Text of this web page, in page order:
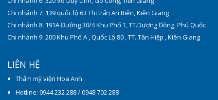
Chi nhánh 7: 139 quốc lộ 63 Thị trấn An Biên, Kiên Giang
Chi nhánh 8: 191A Đường 30/4 Khu Phố 1, TT.Dương Đông, Phú Quốc
Chi nhánh 9: 200 Khu Phố A , Quốc Lộ 80 , TT. Tân Hiệp , Kiên Giang
LIÊN HỆ
Thẩm mỹ viện Hoa Anh
Hotline: 0944 232 288 / 0948 702 288